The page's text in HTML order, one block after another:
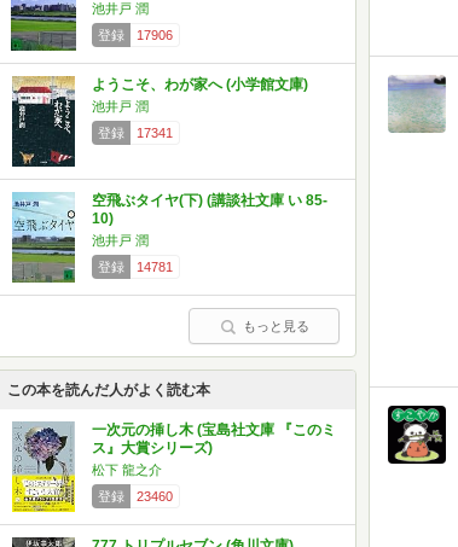
池井戸 潤
登録
17906
ようこそ、わが家へ (小学館文庫)
池井戸 潤
登録
17341
空飛ぶタイヤ(下) (講談社文庫 い 85-
10)
池井戸 潤
登録
14781
もっと見る
この本を読んだ人がよく読む本
一次元の挿し木 (宝島社文庫 『このミ
ス』大賞シリーズ)
松下 龍之介
登録
23460